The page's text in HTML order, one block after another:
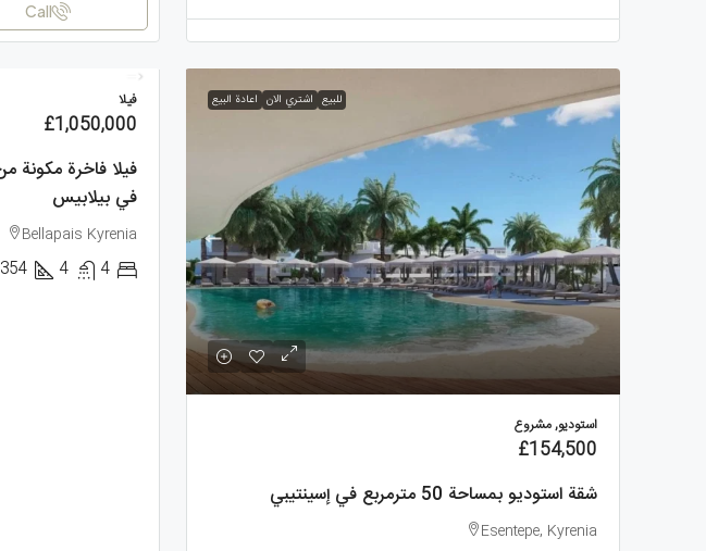
Call
للبيع اشتري الان اعادة البيع
استوديو, مشروع
£154,500
شقة استوديو بمساحة 50 مترمربع في إسينتيبي
Esentepe, Kyrenia
فيلا
£1,050,000
في بيلابيس
Bellapais Kyrenia
4
4
354